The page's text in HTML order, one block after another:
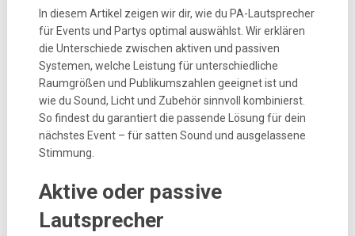
In diesem Artikel zeigen wir dir, wie du PA-Lautsprecher
für Events und Partys optimal auswählst. Wir erklären
die Unterschiede zwischen aktiven und passiven
Systemen, welche Leistung für unterschiedliche
Raumgrößen und Publikumszahlen geeignet ist und
wie du Sound, Licht und Zubehör sinnvoll kombinierst.
So findest du garantiert die passende Lösung für dein
nächstes Event – für satten Sound und ausgelassene
Stimmung.
Aktive oder passive
Lautsprecher